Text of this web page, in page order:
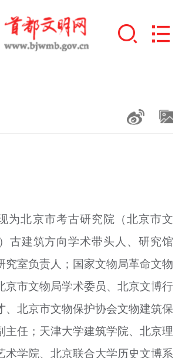
+
+
导基金
才
为北京市考古研究院（北京市文
古建筑方向学术带头人、研究馆
究室负责人；国家文物局革命文物
京市文物局学术委员、北京文博行
、北京市文物保护协会文物建筑保
主任；天津大学建筑学院、北京理
术学院、北京联合大学历史文博系